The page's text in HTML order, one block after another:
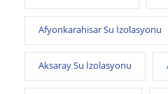
Afyonkarahisar Su İzolasyonu
Aksaray Su İzolasyonu